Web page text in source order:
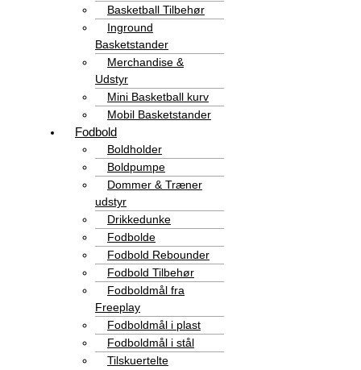
Basketball Tilbehør
Inground
Basketstander
Merchandise &
Udstyr
Mini Basketball kurv
Mobil Basketstander
Fodbold
Boldholder
Boldpumpe
Dommer & Træner
udstyr
Drikkedunke
Fodbolde
Fodbold Rebounder
Fodbold Tilbehør
Fodboldmål fra
Freeplay
Fodboldmål i plast
Fodboldmål i stål
Tilskuertelte